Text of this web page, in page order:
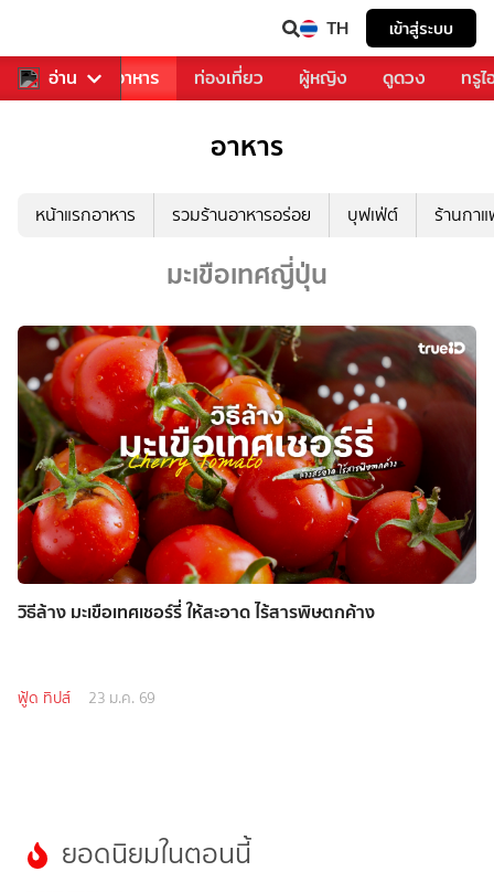
TH เข้าสู่ระบบ
อ่าน
การเพลง อาหาร ท่องเที่ยว ผู้หญิง ดูดวง ทรู
อาหาร
หน้าแรกอาหาร รวมร้านอาหารอร่อย บุฟเฟ่ต์ ร้านกา
มะเขือเทศญี่ปุ่น
วิธีล้าง มะเขือเทศเชอร์รี่ ให้สะอาด ไร้สารพิษตกค้าง
ฟู้ด ทิปส์ 23 ม.ค. 69
ยอดนิยมในตอนนี้